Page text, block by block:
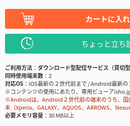
カートに入
ちょっと立ち
ご利用方法
ダウンロード型配信サービス（買切型
同時使用端末数
2
対応OS
iOS最新の２世代前まで / Android最新の
※コンテンツの使用にあたり、専用ビューア
※Androidは、Android２世代前の端末のうち、国
末（Xperia、GALAXY、AQUOS、ARROWS、
必要メモリ容量
30 MB以上